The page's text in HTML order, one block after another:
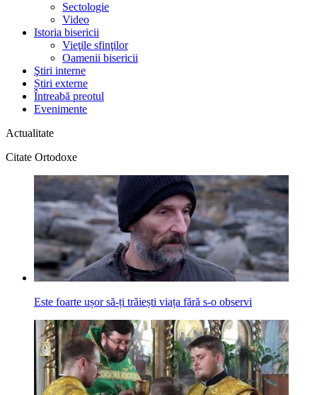
Sectologie
Video
Istoria bisericii
Vieţile sfinţilor
Oamenii bisericii
Ştiri interne
Știri externe
Întreabă preotul
Evenimente
Actualitate
Citate Ortodoxe
Este foarte ușor să-ți trăiești viața fără s-o observi